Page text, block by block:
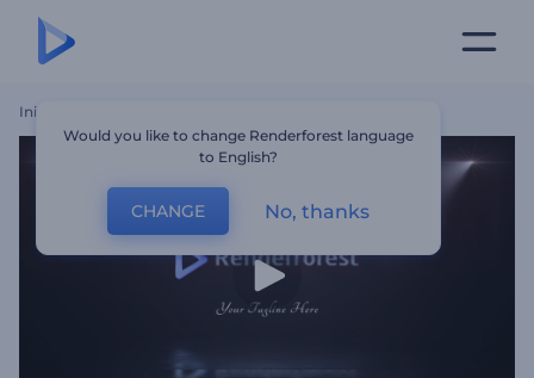
Inicio
Would you like to change Renderforest language
to English?
CHANGE No, thanks